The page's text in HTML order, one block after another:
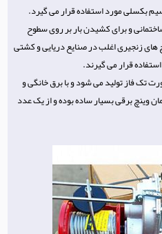
بکسلی مورد استفاده قرار می گیرد.
و برای کشیدن بار بر روی سطوح
های زنجیری اغلب در صنایع دریایی و کشتی
قرار می گیرند.
پایین تا حداکثر 2 تن بصورت تک فاز تولید می شود و با برق خانگی و
ساختمان وینچ برقی بسیار ساده بوده و از یک عدد